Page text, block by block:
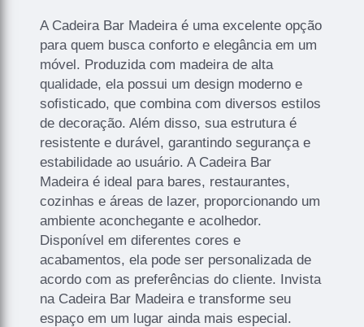
A Cadeira Bar Madeira é uma excelente opção
para quem busca conforto e elegância em um
móvel. Produzida com madeira de alta
qualidade, ela possui um design moderno e
sofisticado, que combina com diversos estilos
de decoração. Além disso, sua estrutura é
resistente e durável, garantindo segurança e
estabilidade ao usuário. A Cadeira Bar
Madeira é ideal para bares, restaurantes,
cozinhas e áreas de lazer, proporcionando um
ambiente aconchegante e acolhedor.
Disponível em diferentes cores e
acabamentos, ela pode ser personalizada de
acordo com as preferências do cliente. Invista
na Cadeira Bar Madeira e transforme seu
espaço em um lugar ainda mais especial.